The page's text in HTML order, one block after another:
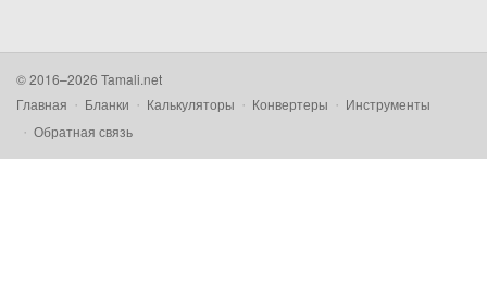
© 2016–2026 Tamali.net
Главная
Бланки Калькуляторы Конвертеры
Инструменты
Обратная связь